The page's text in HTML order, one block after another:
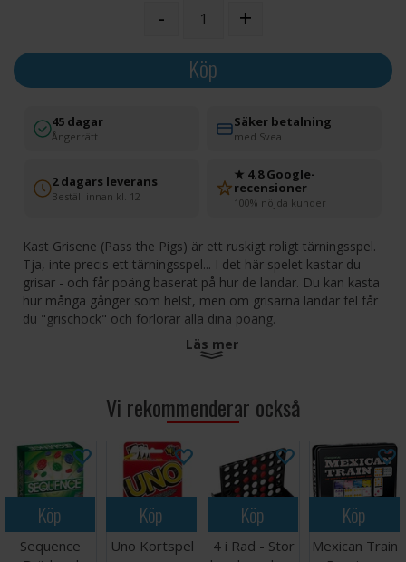
- +
Köp
45 dagar
Ångerrätt
Säker betalning
med Svea
2 dagars leverans
Beställ innan kl. 12
★ 4.8 Google-
recensioner
100% nöjda kunder
Kast Grisene (Pass the Pigs) är ett ruskigt roligt tärningsspel.
Tja, inte precis ett tärningsspel... I det här spelet kastar du
grisar - och får poäng baserat på hur de landar. Du kan kasta
hur många gånger som helst, men om grisarna landar fel får
du "grischock" och förlorar alla dina poäng.
bordet och kasta grisarna tills hela kvarteret luktar bränt
Ålder: 8+
Speltid: 20 minuter
Språk: Svenska
Läs mer
Vi rekommenderar också
Köp
Sequence
Köp
Uno Kortspel
Köp
4 i Rad - Stor
Köp
Mexican Train